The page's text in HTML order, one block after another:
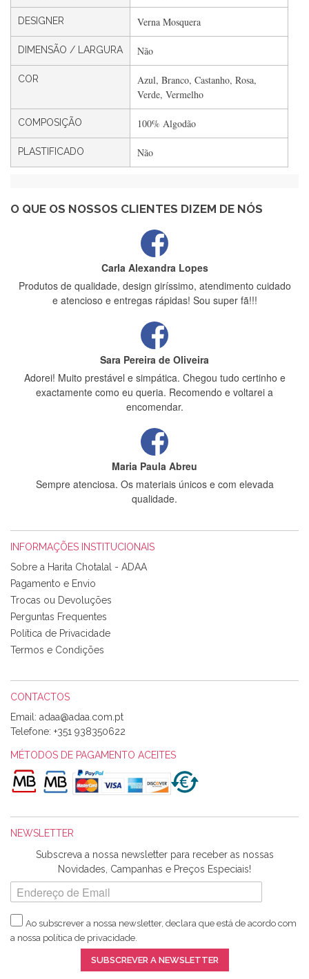
DESIGNER Verna Mosquera
DIMENSÃO / LARGURA Não
COR
Azul, Branco, Castanho, Rosa,
Verde, Vermelho
COMPOSIÇÃO 100% Algodão
PLASTIFICADO Não
O QUE OS NOSSOS CLIENTES DIZEM DE NÓS
Gostei ,Serviço bastante rápido. recomendo
Filipa Freire
Rápido, atendimento 5*. Hoje chegará a segunda encomenda
feita de muitas certamente❤️
estrelas
Carla Alexandra Lopes
Produtos de qualidade, design giríssimo, atendimento cuidado
e atencioso e entregas rápidas! Sou super fã!!!
Sara Pereira de Oliveira
Adorei! Muito prestável e simpática. Chegou tudo certinho e
exactamente como eu queria. Recomendo e voltarei a
encomendar.
Maria Paula Abreu
Sempre atenciosa. Os materiais únicos e com elevada
qualidade.
Tudo chegou em condições, pois os produtos vieram muito
bem acondicionados. Estou plenamente satisfeita com os
produtos adquiridos. Relativamente à bolsa, tem um tecido
com um padrão e cores muito bonitas e a execução está
perfeitíssima. Futuramente penso voltar a comprar na vossa
loja, têm excelentes artigos a um preço muito justo. A
Alexandra Morais
Olá boa Noite. Os meus tecidos chegaram hoje. Muito
obrigada pelo miminho que dá um jeitaço pras minhas linhas
de bordar e não sei o que pões nos tecidos, mas que cheiram
maravilhosamente ... cheiram! :) Muito Obrigada.
Harita a minha encomenda já chegou. :) Muito obrigada pela
rapidez no envio, pela qualidade dos materiais que me
enviaste e pela simpatia de sempre. :)
Catarina Amaro
5 estrelas. Gosto muito do serviço. A Harita Chotalal é muito
INFORMAÇÕES INSTITUCIONAIS
Sobre a Harita Chotalal - ADAA
Pagamento e Envio
Trocas ou Devoluções
Perguntas Frequentes
Política de Privacidade
Termos e Condições
CONTACTOS
Email:
Telefone: +351 938350622
MÉTODOS DE PAGAMENTO ACEITES
NEWSLETTER
Subscreva a nossa newsletter para receber as nossas
Novidades, Campanhas e Preços Especiais!
Ao subscrever a nossa newsletter, declara que está de acordo com
a nossa política de privacidade.
SUBSCREVER A NEWSLETTER